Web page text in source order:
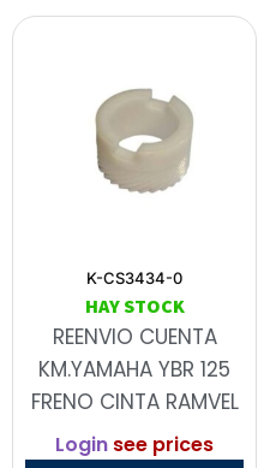
K-CS3434-0
HAY STOCK
REENVIO CUENTA
KM.YAMAHA YBR 125
FRENO CINTA RAMVEL
Login see prices